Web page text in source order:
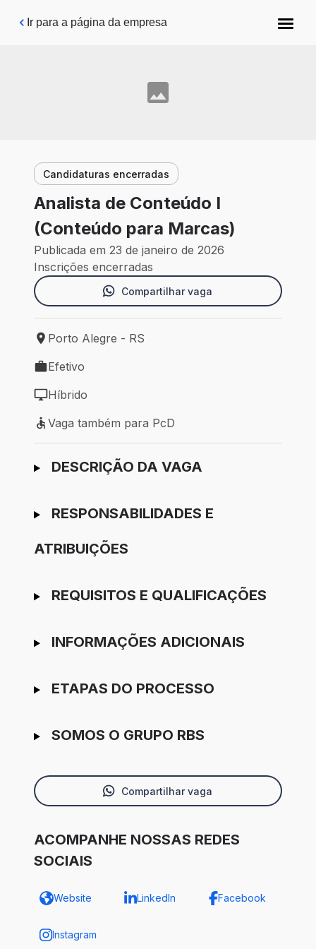
Pular para o conteúdo principal
Ir para a página da empresa
Candidaturas encerradas
Analista de Conteúdo I
(Conteúdo para Marcas)
Publicada em 23 de janeiro de 2026
Inscrições encerradas
Compartilhar vaga
Local de trabalho: Porto Alegre - RS
Porto Alegre - RS
Tipo de vaga: Efetivo
Efetivo
Modelo de trabalho: Híbrido
Híbrido
Vaga também para PcD
Vaga também para PcD
Ir para candidatura
DESCRIÇÃO DA VAGA
RESPONSABILIDADES E
ATRIBUIÇÕES
REQUISITOS E QUALIFICAÇÕES
INFORMAÇÕES ADICIONAIS
ETAPAS DO PROCESSO
SOMOS O GRUPO RBS
Compartilhar vaga
ACOMPANHE NOSSAS REDES
SOCIAIS
Website LinkedIn Facebook
Instagram